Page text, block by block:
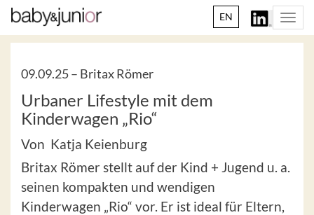
EN
09.09.25 – Britax Römer
Urbaner Lifestyle mit dem
Kinderwagen „Rio“
Von Katja Keienburg
Britax Römer stellt auf der Kind + Jugend u. a.
seinen kompakten und wendigen
Kinderwagen „Rio“ vor. Er ist ideal für Eltern,